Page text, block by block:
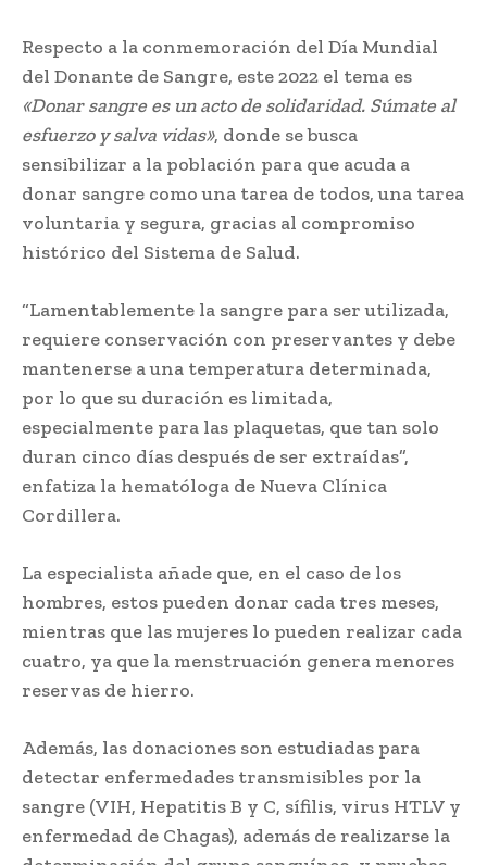
Respecto a la conmemoración del Día Mundial
del Donante de Sangre, este 2022 el tema es
«Donar sangre es un acto de solidaridad. Súmate al
esfuerzo y salva vidas», donde se busca
sensibilizar a la población para que acuda a
donar sangre como una tarea de todos, una tarea
voluntaria y segura, gracias al compromiso
histórico del Sistema de Salud.
“Lamentablemente la sangre para ser utilizada,
requiere conservación con preservantes y debe
mantenerse a una temperatura determinada,
por lo que su duración es limitada,
especialmente para las plaquetas, que tan solo
duran cinco días después de ser extraídas”,
enfatiza la hematóloga de Nueva Clínica
Cordillera.
La especialista añade que, en el caso de los
hombres, estos pueden donar cada tres meses,
mientras que las mujeres lo pueden realizar cada
cuatro, ya que la menstruación genera menores
reservas de hierro.
Además, las donaciones son estudiadas para
detectar enfermedades transmisibles por la
sangre (VIH, Hepatitis B y C, sífilis, virus HTLV y
enfermedad de Chagas), además de realizarse la